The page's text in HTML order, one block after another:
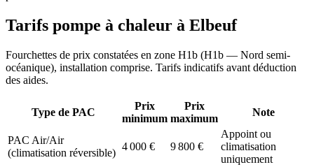
Tarifs pompe à chaleur à Elbeuf
Fourchettes de prix constatées en zone H1b (H1b — Nord semi-
océanique), installation comprise. Tarifs indicatifs avant déduction
des aides.
Type de PAC
Prix
minimum
Prix
maximum
Note
PAC Air/Air
(climatisation réversible)
4 000 € 9 800 €
Appoint ou
climatisation
uniquement